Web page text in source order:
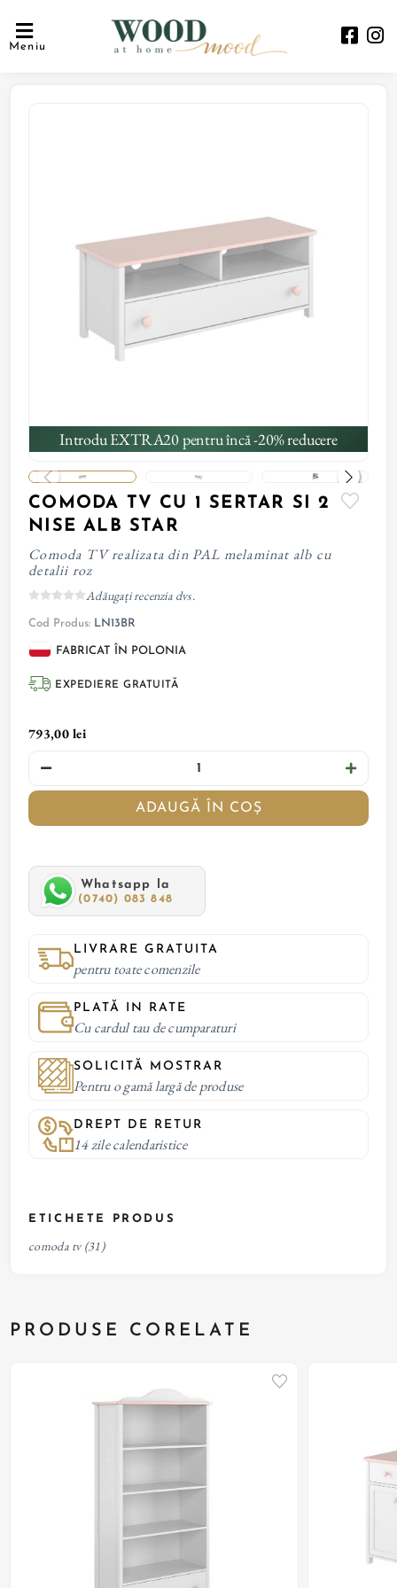
Meniu
Introdu EXTRA20 pentru încă -20% reducere
COMODA TV CU 1 SERTAR SI 2
NISE ALB STAR
Comoda TV realizata din PAL melaminat alb cu
detalii roz
Adăugați recenzia dvs.
Cod Produs: LN13BR
FABRICAT ÎN POLONIA
EXPEDIERE GRATUITĂ
793,00 lei
ADAUGĂ ÎN COȘ
Whatsapp la
(0740) 083 848
LIVRARE GRATUITA
pentru toate comenzile
PLATĂ IN RATE
Cu cardul tau de cumparaturi
SOLICITĂ MOSTRAR
Pentru o gamă largă de produse
DREPT DE RETUR
14 zile calendaristice
ETICHETE PRODUS
comoda tv (31)
PRODUSE CORELATE